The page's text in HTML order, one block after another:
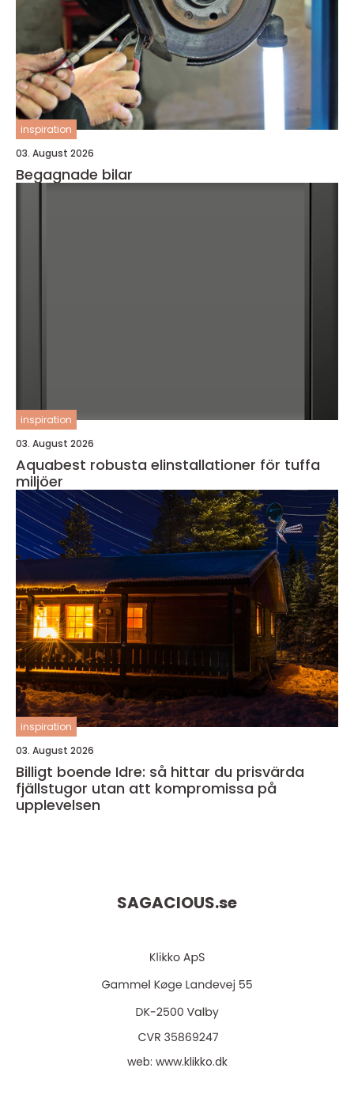
inspiration
03. August 2026
Begagnade bilar
inspiration
03. August 2026
Aquabest robusta elinstallationer för tuffa
miljöer
inspiration
03. August 2026
Billigt boende Idre: så hittar du prisvärda
fjällstugor utan att kompromissa på
upplevelsen
SAGACIOUS.se
web: www.klikko.dk